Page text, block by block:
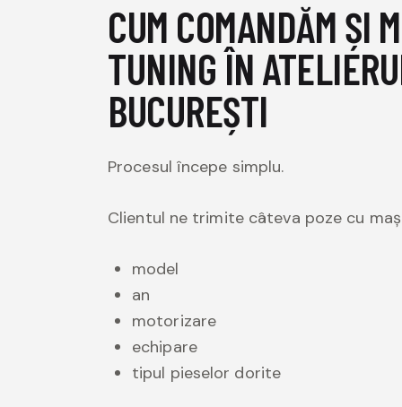
CUM COMANDĂM ȘI
TUNING ÎN
BUCUREȘTI
Procesul începe simplu.
Clientul ne trimite câteva poze cu
model
an
motorizare
echipare
tipul pieselor dorite